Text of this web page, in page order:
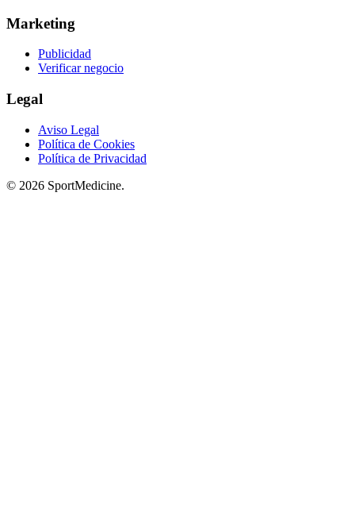
Marketing
Publicidad
Verificar negocio
Legal
Aviso Legal
Política de Cookies
Política de Privacidad
© 2026 SportMedicine.